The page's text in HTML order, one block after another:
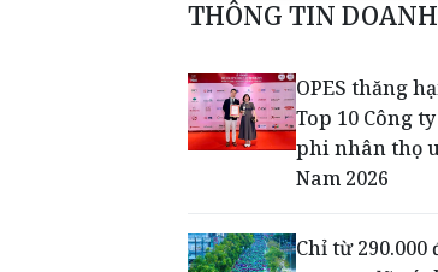
THÔNG TIN
OPES thăng
Top 10 Công
phi nhân thọ
Nam 2026
Chỉ từ 290.000